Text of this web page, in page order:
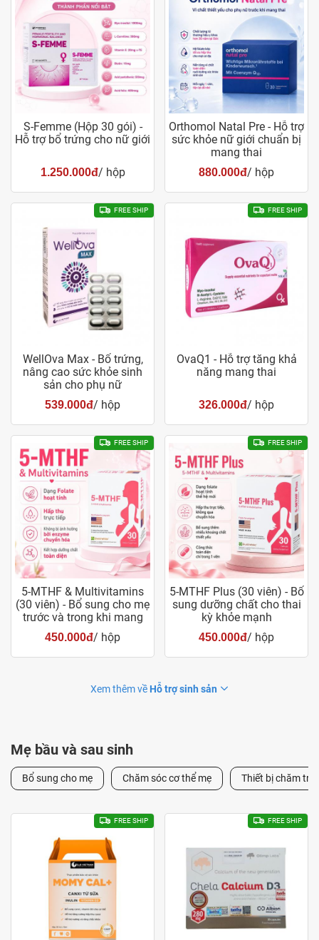
S-Femme (Hộp 30 gói) -
Hỗ trợ bổ trứng cho nữ giới
1.250.000đ/ hộp
Orthomol Natal Pre - Hỗ trợ
sức khỏe nữ giới chuẩn bị
mang thai
880.000đ/ hộp
FREE SHIP
WellOva Max - Bổ trứng,
nâng cao sức khỏe sinh
sản cho phụ nữ
539.000đ/ hộp
FREE SHIP
OvaQ1 - Hỗ trợ tăng khả
năng mang thai
326.000đ/ hộp
FREE SHIP
5-MTHF & Multivitamins
(30 viên) - Bổ sung cho mẹ
trước và trong khi mang
thai
450.000đ/ hộp
FREE SHIP
5-MTHF Plus (30 viên) - Bổ
sung dưỡng chất cho thai
kỳ khỏe mạnh
450.000đ/ hộp
Xem thêm về Hỗ trợ sinh sản
Mẹ bầu và sau sinh
Bổ sung cho mẹ Chăm sóc cơ thể mẹ Thiết bị chăm trẻ
FREE SHIP FREE SHIP